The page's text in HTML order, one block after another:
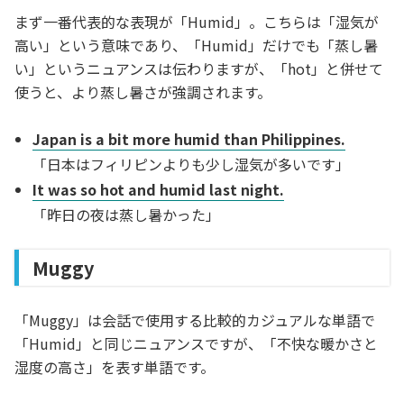
まず一番代表的な表現が「Humid」。こちらは「湿気が
高い」という意味であり、「Humid」だけでも「蒸し暑
い」というニュアンスは伝わりますが、「hot」と併せて
使うと、より蒸し暑さが強調されます。
Japan is a bit more humid than Philippines.
「日本はフィリピンよりも少し湿気が多いです」
It was so hot and humid last night.
「昨日の夜は蒸し暑かった」
Muggy
「Muggy」は会話で使用する比較的カジュアルな単語で
「Humid」と同じニュアンスですが、「不快な暖かさと
湿度の高さ」を表す単語です。